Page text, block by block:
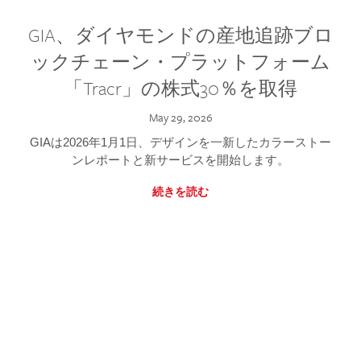
GIA、ダイヤモンドの産地追跡ブロ
ックチェーン・プラットフォーム
「Tracr」の株式30％を取得
May 29, 2026
GIAは2026年1月1日、デザインを一新したカラーストー
ンレポートと新サービスを開始します。
続きを読む